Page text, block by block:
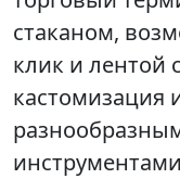
стаканом,
клик и лентой
кастомизация